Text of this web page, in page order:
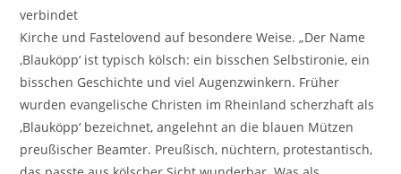
verbindet
Kirche und Fastelovend auf besondere Weise. „Der Name
‚Blauköpp‘ ist typisch kölsch: ein bisschen Selbstironie, ein
bisschen Geschichte und viel Augenzwinkern. Früher
wurden evangelische Christen im Rheinland scherzhaft als
‚Blauköpp‘ bezeichnet, angelehnt an die blauen Mützen
preußischer Beamter. Preußisch, nüchtern, protestantisch,